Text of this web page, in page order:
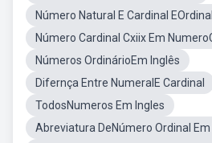
Número Natural E Cardinal EOrdinal
Número Cardinal Cxiix Em
Números OrdinárioEm Inglês
Difernça Entre NumeralE Cardinal
TodosNumeros Em Ingles
Abreviatura DeNúmero Ordinal Em